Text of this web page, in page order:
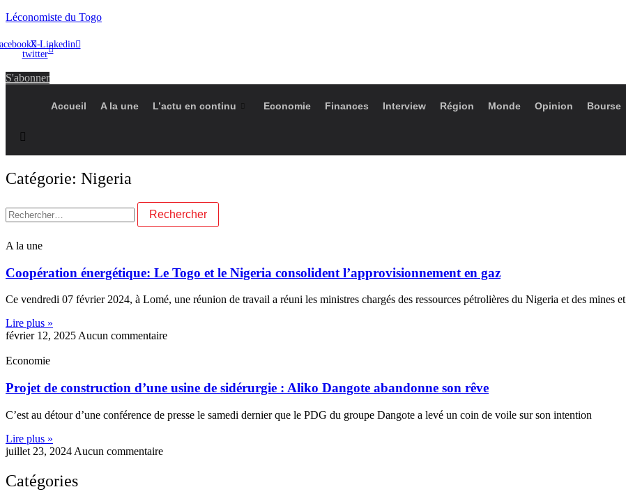
Léconomiste du Togo
X-
twitter
Linkedin
S'abonner
Accueil A la une L’actu en continu Economie Finances Interview Région Monde Opinion Bourse
Catégorie: Nigeria
Rechercher :
A la une
Coopération énergétique: Le Togo et le Nigeria consolident l’approvisionnement en gaz
Ce vendredi 07 février 2024, à Lomé, une réunion de travail a réuni les ministres chargés des ressources pétrolières du Nigeria et des mines et
Lire plus »
février 12, 2025 Aucun commentaire
Economie
Projet de construction d’une usine de sidérurgie : Aliko Dangote abandonne son rêve
C’est au détour d’une conférence de presse le samedi dernier que le PDG du groupe Dangote a levé un coin de voile sur son intention
Lire plus »
juillet 23, 2024 Aucun commentaire
Catégories